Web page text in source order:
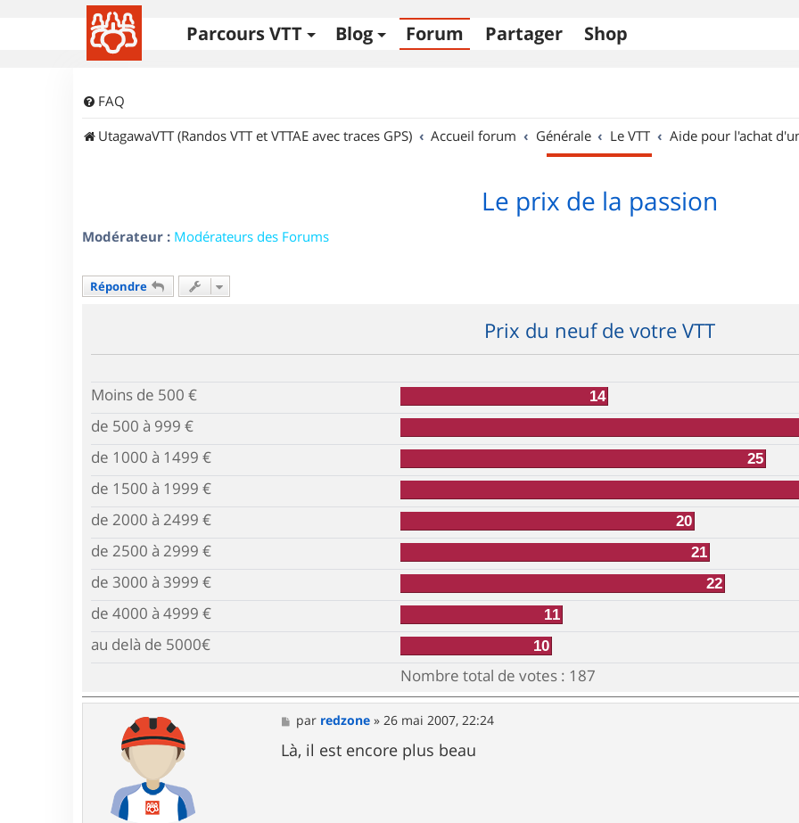
Parcours VTT Blog Forum Partager Shop
FAQ
UtagawaVTT (Randos VTT et VTTAE avec traces GPS)
Accueil forum Générale Le VTT Aide pour l'achat
Le prix de la passion
Modérateur : Modérateurs des Forums
Répondre
Prix du neuf de votre VTT
Moins de 500 € 14
de 500 à 999 €
de 1000 à 1499 €
25
de 1500 à 1999 €
de 2000 à 2499 €
20
de 2500 à 2999 €
21
de 3000 à 3999 €
22
de 4000 à 4999 €
11
au delà de 5000€
10
Nombre total de votes : 187
M
e
s
s
par redzone »26 mai 2007, 22:24
Là, il est encore plus beau